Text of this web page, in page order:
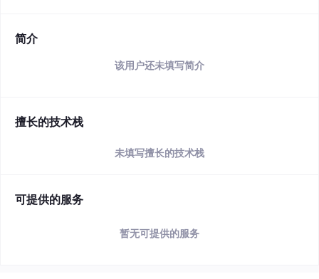
简介
该用户还未填写简介
擅长的技术栈
未填写擅长的技术栈
可提供的服务
暂无可提供的服务